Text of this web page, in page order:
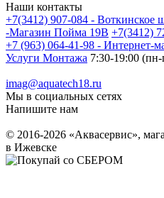
Наши контакты
+7(3412) 907-084 - Воткинское
-Магазин Пойма 19В +7(3412)
+7 (963) 064-41-98 - Интернет-
Услуги Монтажа 7:30-19:00
imag@aquatech18.ru
Мы в социальных сетях
Напишите нам
© 2016-2026 «Аквасервис»,
в Ижевске